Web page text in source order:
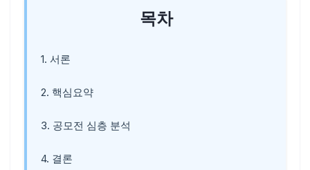
목차
1. 서론
2. 핵심요약
3. 공모전 심층 분석
4. 결론